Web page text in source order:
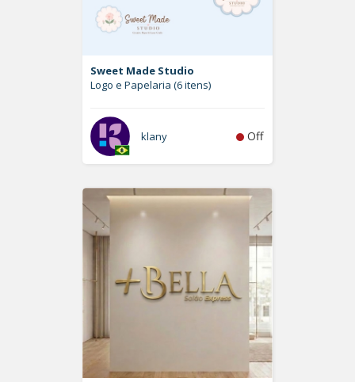
Sweet Made Studio
Logo e Papelaria (6 itens)
klany Off